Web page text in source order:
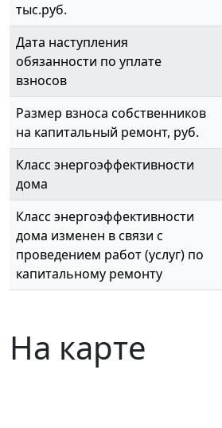
тыс.руб.
Дата наступления
обязанности по уплате
взносов
Размер взноса собственников
на капитальный ремонт, руб.
Класс энергоэффективности
дома
Класс энергоэффективности
дома изменен в связи с
проведением работ (услуг) по
капитальному ремонту
На карте